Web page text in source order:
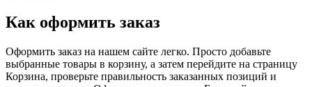
Как оформить заказ
Оформить заказ на нашем сайте легко. Просто добавьте
выбранные товары в корзину, а затем перейдите на страницу
Корзина, проверьте правильность заказанных позиций и